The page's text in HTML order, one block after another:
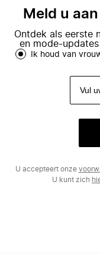
Meld u
Ontdek als eerste
en mode-
Ik houd van
U accepteert onze
U kunt zich